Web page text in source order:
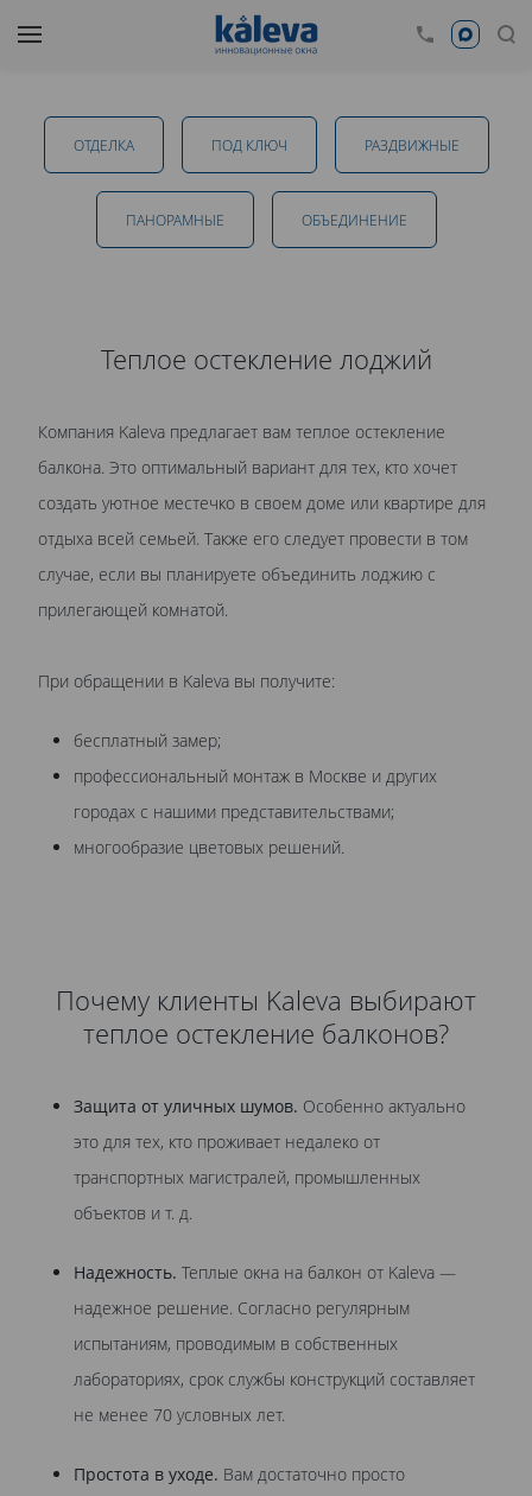
Теплое остекление балконов в Тамбове
от 32 800 руб.
политикой обработки персональных данныхознакомлен.
ОТДЕЛКА ПОД КЛЮЧ РАЗДВИЖНЫЕ
ПАНОРАМНЫЕ ОБЪЕДИНЕНИЕ
Теплое остекление лоджий
Компания Kaleva предлагает вам теплое остекление
балкона. Это оптимальный вариант для тех, кто хочет
создать уютное местечко в своем доме или квартире для
отдыха всей семьей. Также его следует провести в том
случае, если вы планируете объединить лоджию с
прилегающей комнатой.
При обращении в Kaleva вы получите:
бесплатный замер;
профессиональный монтаж в Москве и других
городах с нашими представительствами;
многообразие цветовых решений.
Почему клиенты Kaleva выбирают
теплое остекление балконов?
Защита от уличных шумов. Особенно актуально
это для тех, кто проживает недалеко от
транспортных магистралей, промышленных
объектов и т. д.
Надежность. Теплые окна на балкон от Kaleva —
надежное решение. Согласно регулярным
испытаниям, проводимым в собственных
лабораториях, срок службы конструкций составляет
не менее 70 условных лет.
Простота в уходе. Вам достаточно просто